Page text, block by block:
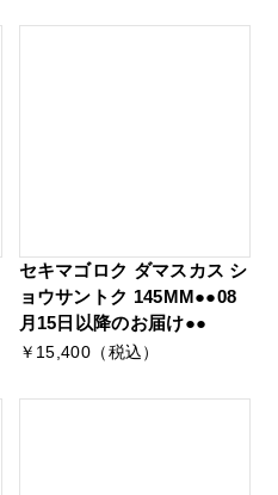
セキマゴロク ダマスカス シ
ョウサントク 145MM●●08
月15日以降のお届け●●
￥15,400（税込）